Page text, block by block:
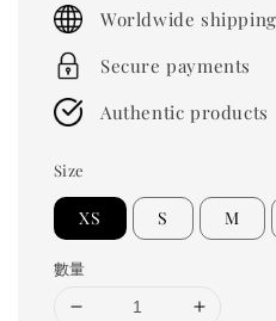
Worldwide shipping
Secure payments
Authentic products
Size
XS S M
數量